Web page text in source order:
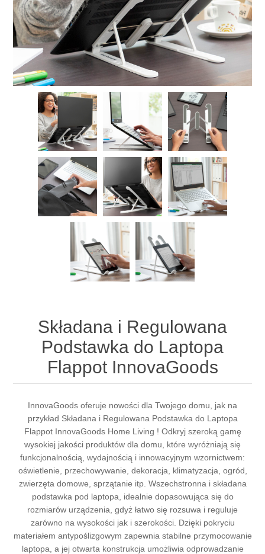
Składana i Regulowana
Podstawka do Laptopa
Flappot InnovaGoods
InnovaGoods oferuje nowości dla Twojego domu, jak na
przykład Składana i Regulowana Podstawka do Laptopa
Flappot InnovaGoods Home Living ! Odkryj szeroką gamę
wysokiej jakości produktów dla domu, które wyróżniają się
funkcjonalnością, wydajnością i innowacyjnym wzornictwem:
oświetlenie, przechowywanie, dekoracja, klimatyzacja, ogród,
zwierzęta domowe, sprzątanie itp. Wszechstronna i składana
podstawka pod laptopa, idealnie dopasowująca się do
rozmiarów urządzenia, gdyż łatwo się rozsuwa i reguluje
zarówno na wysokości jak i szerokości. Dzięki pokryciu
materiałem antypoślizgowym zapewnia stabilne przymocowanie
laptopa, a jej otwarta konstrukcja umożliwia odprowadzanie